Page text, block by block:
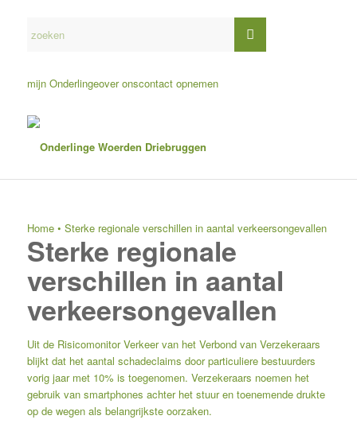
mijn Onderlingeover onscontact opnemen
Home• Sterke regionale verschillen in aantal verkeersongevallen
Sterke regionale
verschillen in aantal
verkeersongevallen
Uit de Risicomonitor Verkeer van het Verbond van Verzekeraars
blijkt dat het aantal schadeclaims door particuliere bestuurders
vorig jaar met 10% is toegenomen. Verzekeraars noemen het
gebruik van smartphones achter het stuur en toenemende drukte
op de wegen als belangrijkste oorzaken.